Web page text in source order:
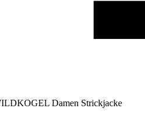
Damen Strickjacke